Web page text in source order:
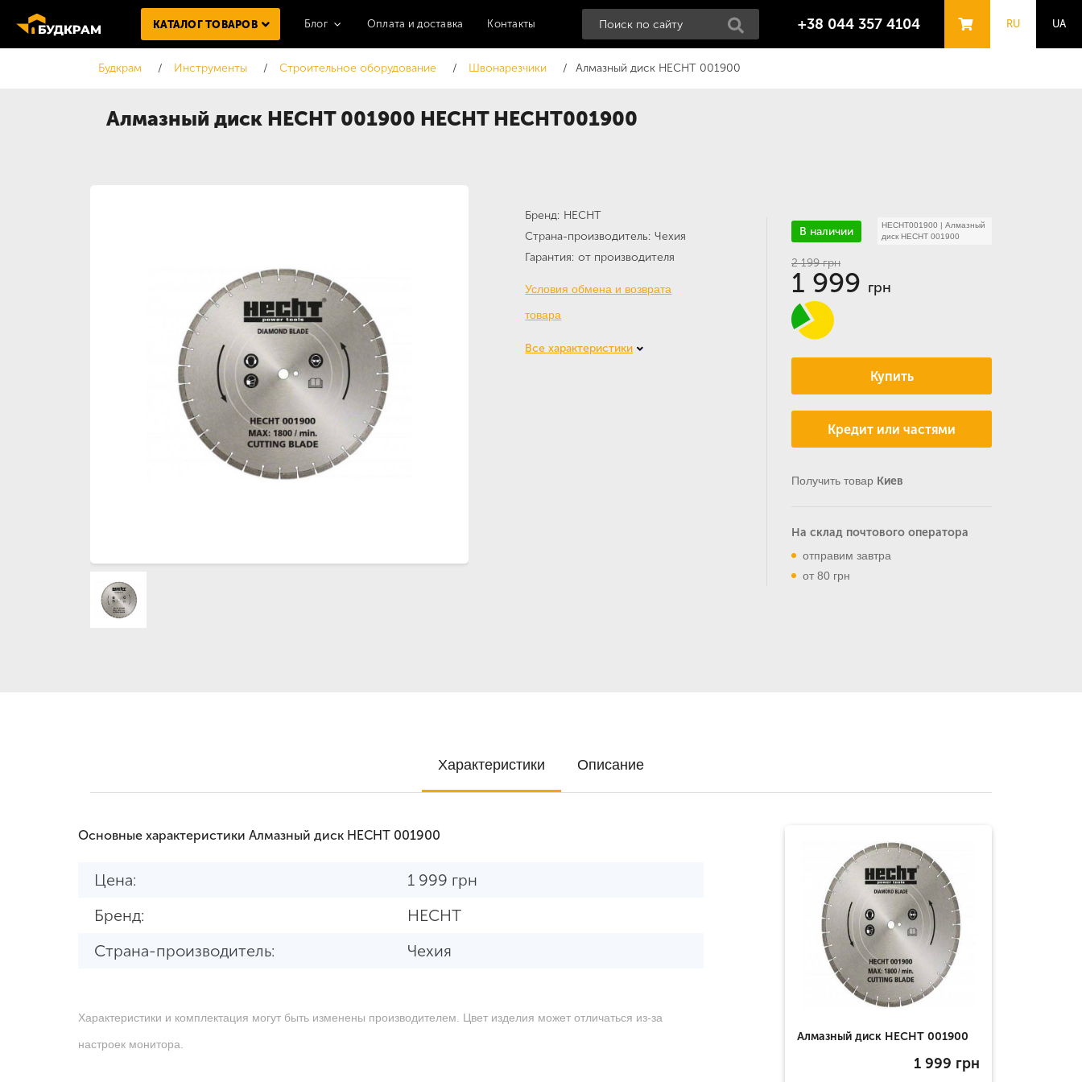
КАТАЛОГ ТОВАРОВ Блог Оплата и доставка Контакты +38 044 357 4104 RU UA
Будкрам Инструменты Строительное оборудование Швонарезчики Алмазный диск HECHT 001900
Алмазный диск HECHT 001900 HECHT HECHT001900
Бренд HECHT
Страна-производитель Чехия
Гарантия от производителя
Условия обмена и возврата
товара
Все характеристики
В наличии HECHT001900 | Алмазный
диск HECHT 001900
2 199грн
1 999 грн
Купить
Кредит или частями
Получить товар Киев
На склад почтового оператора
отправим завтра
от 80 грн
Характеристики Описание
Основные характеристики Алмазный диск HECHT 001900
Цена: 1 999 грн
Бренд:
HECHT
Страна-производитель:
Чехия
Характеристики и комплектация могут быть изменены производителем. Цвет изделия может отличаться из-за
настроек монитора.
Алмазный диск HECHT 001900
1 999 грн